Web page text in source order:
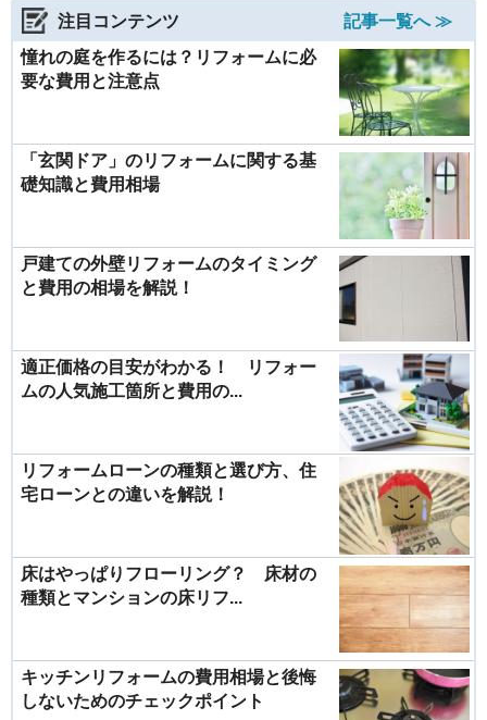
注目コンテンツ
記事一覧へ ≫
憧れの庭を作るには？リフォームに必
要な費用と注意点
「玄関ドア」のリフォームに関する基
礎知識と費用相場
戸建ての外壁リフォームのタイミング
と費用の相場を解説！
適正価格の目安がわかる！ リフォー
ムの人気施工箇所と費用の...
リフォームローンの種類と選び方、住
宅ローンとの違いを解説！
床はやっぱりフローリング？ 床材の
種類とマンションの床リフ...
キッチンリフォームの費用相場と後悔
しないためのチェックポイント